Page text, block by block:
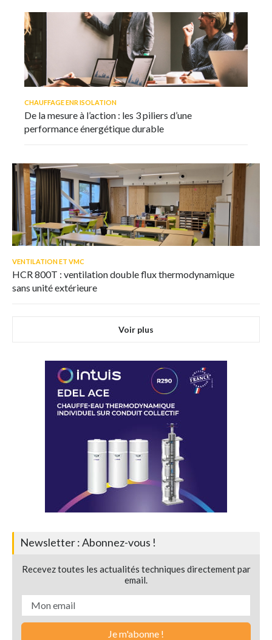
CHAUFFAGE ENR ISOLATION
De la mesure à l’action : les 3 piliers d’une
performance énergétique durable
VENTILATION ET VMC
HCR 800T : ventilation double flux thermodynamique
sans unité extérieure
Voir plus
Newsletter : Abonnez-vous !
Recevez toutes les actualités techniques directement par
email.